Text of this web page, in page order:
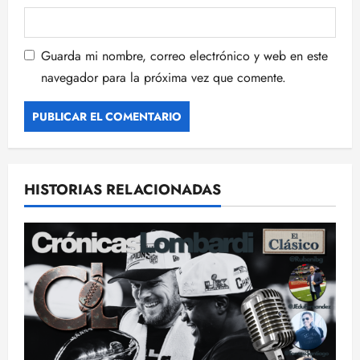
Guarda mi nombre, correo electrónico y web en este
navegador para la próxima vez que comente.
HISTORIAS RELACIONADAS